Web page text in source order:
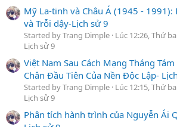
Mỹ La-tinh và Châu Á (1945 -
và Trỗi dậy-Lịch sử 9
Started by Trang Dimple Lúc 12:26, Thứ ba
Lịch sử 9
Việt Nam Sau Cách Mạng Tháng
Chân Đầu Tiên Của Nền Độc Lập-
Started by Trang Dimple Lúc 12:15, Thứ ba
Lịch sử 9
Phân tích hành trình của Nguyễn Ái